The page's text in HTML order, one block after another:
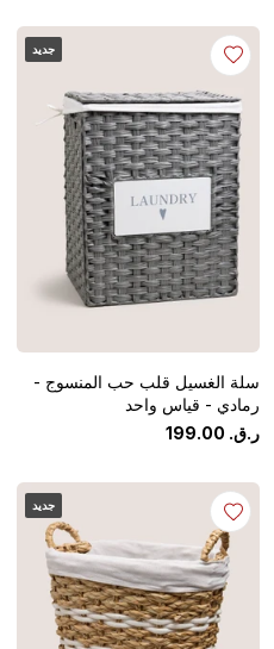
جديد
سلة الغسيل قلب حب المنسوج -
رمادي - قياس واحد
ر.ق.
199.00
جديد